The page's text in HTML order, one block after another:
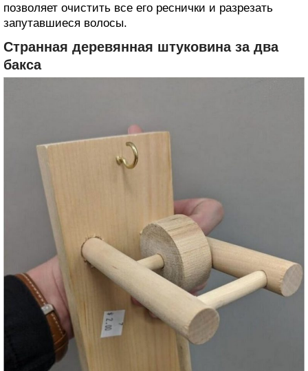
позволяет очистить все его реснички и разрезать
запутавшиеся волосы.
Странная деревянная штуковина за два
бакса